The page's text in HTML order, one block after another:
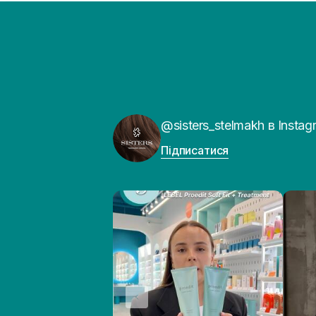
@sisters_stelmakh в
Підписатися